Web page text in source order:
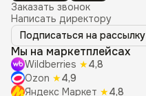
Заказать звонок
Написать директору
Подписаться на рассылку
Мы на маркетплейсах
Wildberries ★4,8
Ozon ★4,9
Яндекс Маркет ★4,8